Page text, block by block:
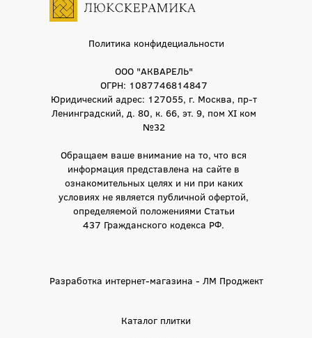
Политика конфидециальности
ООО "АКВАРЕЛЬ"
ОГРН: 1087746814847
Юридический адрес: 127055, г. Москва, пр-т
Ленинградский, д. 80, к. 66, эт. 9, пом XI ком
№32
Обращаем ваше внимание на то, что вся
информация представлена на сайте в
ознакомительных целях и ни при каких
условиях не является публичной офертой,
определяемой положениями Статьи
437 Гражданского кодекса РФ.
Разработка интернет-магазина - ЛМ Проджект
Каталог плитки